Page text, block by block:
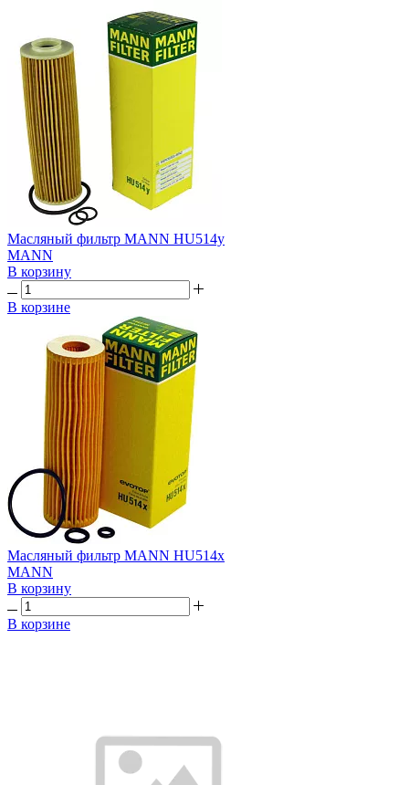
Масляный фильтр MANN HU514y
MANN
В корзину
В корзине
Масляный фильтр MANN HU514x
MANN
В корзину
В корзине